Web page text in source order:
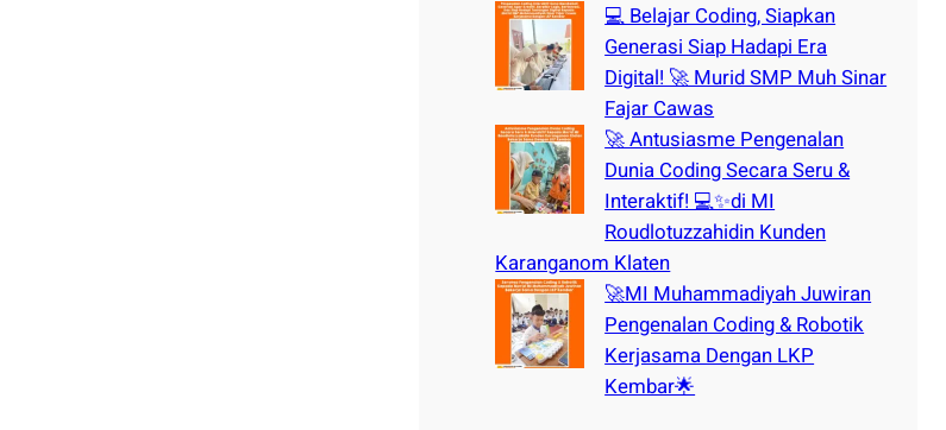
💻 Belajar Coding, Siapkan
Generasi Siap Hadapi Era
Digital! 🚀 Murid SMP Muh Sinar
Fajar Cawas
🚀 Antusiasme Pengenalan
Dunia Coding Secara Seru &
Interaktif! 💻✨di MI
Roudlotuzzahidin Kunden
Karanganom Klaten
🚀MI Muhammadiyah Juwiran
Pengenalan Coding & Robotik
Kerjasama Dengan LKP
Kembar🌟